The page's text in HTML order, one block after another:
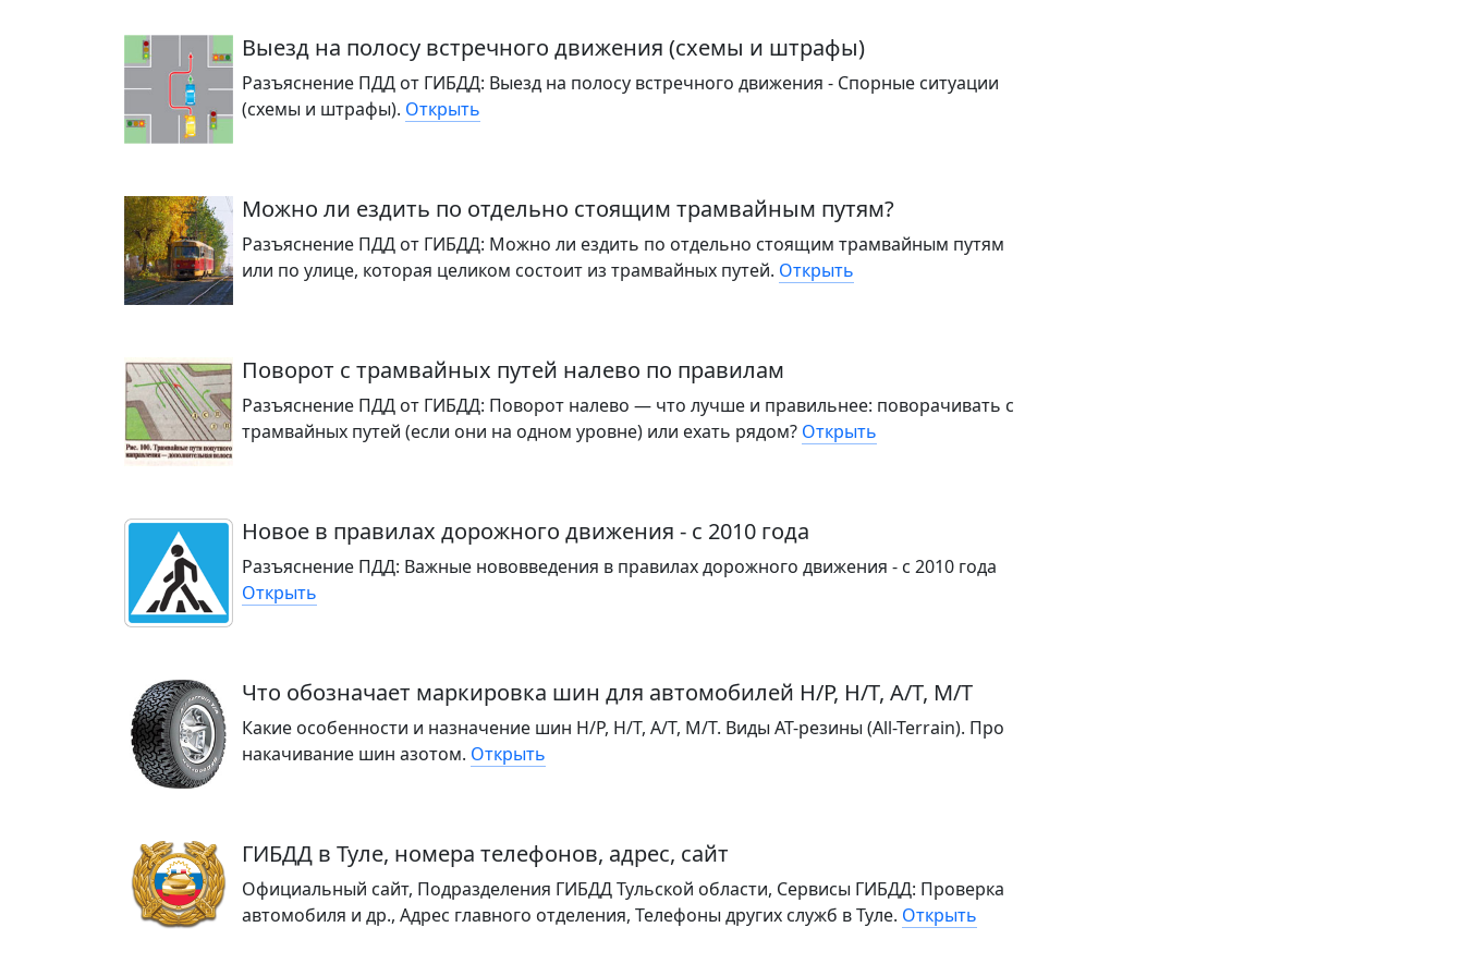
Выезд на полосу встречного движения (схемы и штрафы)
Разъяснение ПДД от ГИБДД: Выезд на полосу встречного движения - Спорные ситуации
(схемы и штрафы). Открыть
Можно ли ездить по отдельно стоящим трамвайным путям?
Разъяснение ПДД от ГИБДД: Можно ли ездить по отдельно стоящим трамвайным путям
или по улице, которая целиком состоит из трамвайных путей. Открыть
Поворот с трамвайных путей налево по правилам
Разъяснение ПДД от ГИБДД: Поворот налево — что лучше и правильнее: поворачивать с
трамвайных путей (если они на одном уровне) или ехать рядом? Открыть
Новое в правилах дорожного движения - с 2010 года
Разъяснение ПДД: Важные нововведения в правилах дорожного движения - с 2010 года
Открыть
Что обозначает маркировка шин для автомобилей H/P, H/T, A/T, M/T
Какие особенности и назначение шин H/P, H/T, A/T, M/T. Виды AT-резины (All-Terrain). Про
накачивание шин азотом. Открыть
ГИБДД в Туле, номера телефонов, адрес, сайт
Официальный сайт, Подразделения ГИБДД Тульской области, Сервисы ГИБДД: Проверка
автомобиля и др., Адрес главного отделения, Телефоны других служб в Туле. Открыть